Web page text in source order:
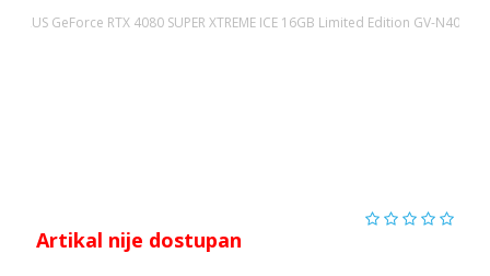
Artikal nije dostupan